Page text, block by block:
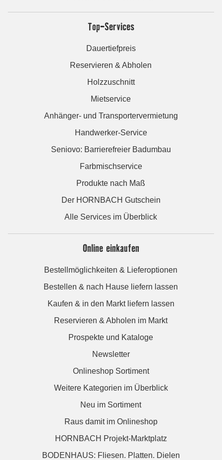
Top-Services
Dauertiefpreis
Reservieren & Abholen
Holzzuschnitt
Mietservice
Anhänger- und Transportervermietung
Handwerker-Service
Seniovo: Barrierefreier Badumbau
Farbmischservice
Produkte nach Maß
Der HORNBACH Gutschein
Alle Services im Überblick
Online einkaufen
Bestellmöglichkeiten & Lieferoptionen
Bestellen & nach Hause liefern lassen
Kaufen & in den Markt liefern lassen
Reservieren & Abholen im Markt
Prospekte und Kataloge
Newsletter
Onlineshop Sortiment
Weitere Kategorien im Überblick
Neu im Sortiment
Raus damit im Onlineshop
HORNBACH Projekt-Marktplatz
BODENHAUS: Fliesen. Platten. Dielen